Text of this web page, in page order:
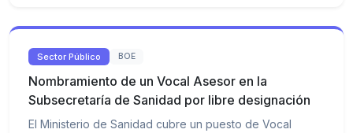
Sector Público BOE
Nombramiento de un Vocal Asesor en la
Subsecretaría de Sanidad por libre designación
El Ministerio de Sanidad cubre un puesto de Vocal